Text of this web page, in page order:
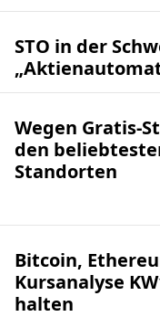
STO in der
Wegen Gratis-
den
Standorten
Bitcoin,
Kursanalyse
halten